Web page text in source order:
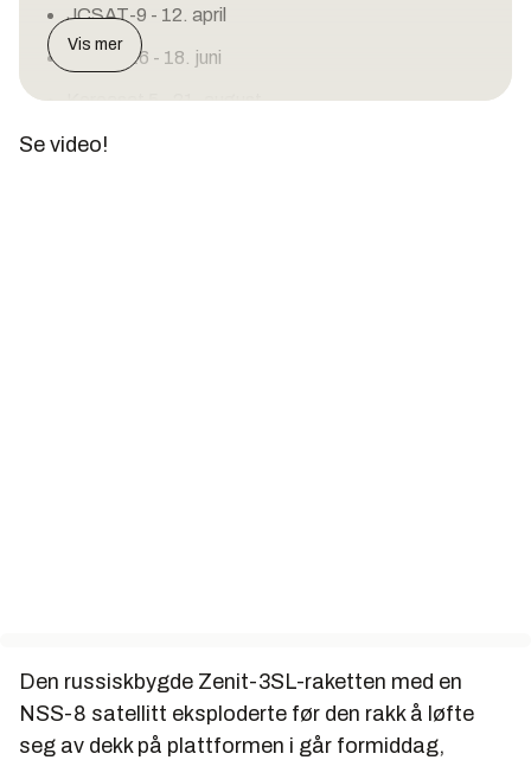
JCSAT-9 - 12. april
Galaxy 16 - 18. juni
Koreasat 5 - 21. august
XM-4 - 30. oktober
Vis mer
Se video!
Den russiskbygde Zenit-3SL-raketten med en
NSS-8 satellitt eksploderte før den rakk å løfte
seg av dekk på plattformen i går formiddag,